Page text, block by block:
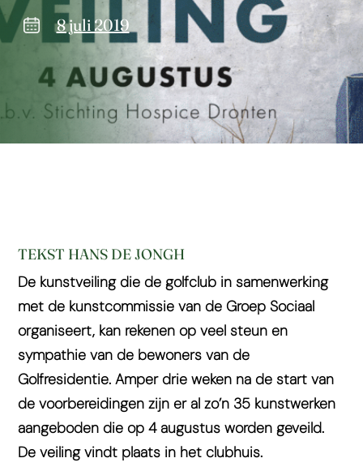
8 juli 2019
TEKST HANS DE JONGH
De kunstveiling die de golfclub in samenwerking
met de kunstcommissie van de Groep Sociaal
organiseert, kan rekenen op veel steun en
sympathie van de bewoners van de
Golfresidentie. Amper drie weken na de start van
de voorbereidingen zijn er al zo’n 35 kunstwerken
aangeboden die op 4 augustus worden geveild.
De veiling vindt plaats in het clubhuis.